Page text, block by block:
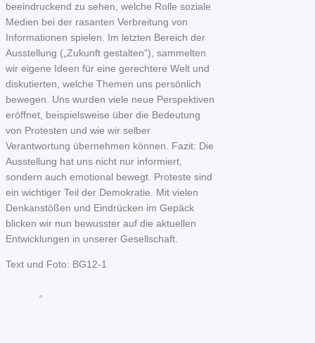
beeindruckend zu sehen, welche Rolle soziale
Medien bei der rasanten Verbreitung von
Informationen spielen. Im letzten Bereich der
Ausstellung („Zukunft gestalten“), sammelten
wir eigene Ideen für eine gerechtere Welt und
diskutierten, welche Themen uns persönlich
bewegen. Uns wurden viele neue Perspektiven
eröffnet, beispielsweise über die Bedeutung
von Protesten und wie wir selber
Verantwortung übernehmen können. Fazit: Die
Ausstellung hat uns nicht nur informiert,
sondern auch emotional bewegt. Proteste sind
ein wichtiger Teil der Demokratie. Mit vielen
Denkanstößen und Eindrücken im Gepäck
blicken wir nun bewusster auf die aktuellen
Entwicklungen in unserer Gesellschaft.
Text und Foto: BG12-1